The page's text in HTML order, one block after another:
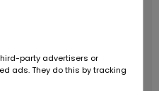
LABOURDETTE
party advertisers or
ads. They do this by tracking